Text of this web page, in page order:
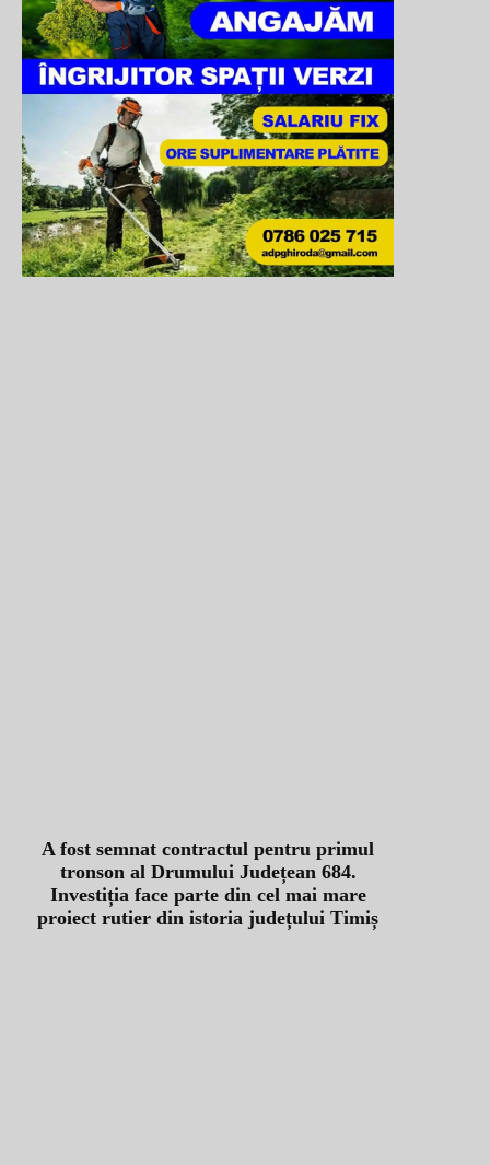
A fost semnat contractul pentru primul
tronson al Drumului Județean 684.
Investiția face parte din cel mai mare
proiect rutier din istoria județului Timiș